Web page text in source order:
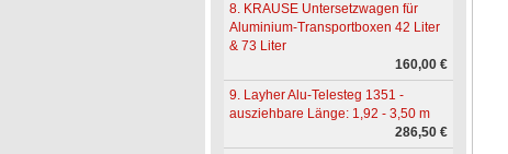
8. KRAUSE Untersetzwagen für
Aluminium-Transportboxen 42 Liter
& 73 Liter
160,00 €
9. Layher Alu-Telesteg 1351 -
ausziehbare Länge: 1,92 - 3,50 m
286,50 €